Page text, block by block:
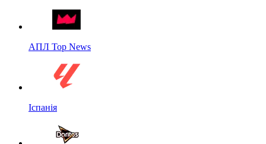
АПЛ Top News
Іспанія